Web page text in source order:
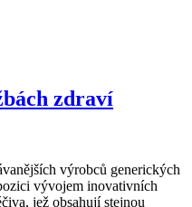
zdraví
výrobců generických
vývojem inovativních
jež obsahují stejnou